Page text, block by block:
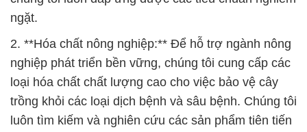
ngặt.
2. **Hóa chất nông nghiệp:** Để hỗ trợ ngành nông
nghiệp phát triển bền vững, chúng tôi cung cấp các
loại hóa chất chất lượng cao cho việc bảo vệ cây
trồng khỏi các loại dịch bệnh và sâu bệnh. Chúng tôi
luôn tìm kiếm và nghiên cứu các sản phẩm tiên tiến